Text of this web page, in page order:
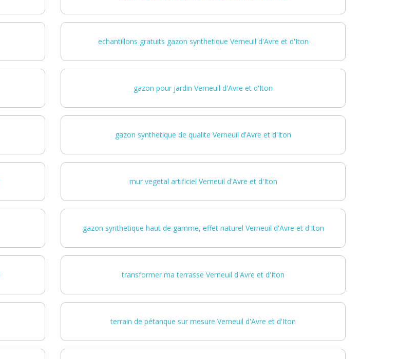
echantillons gratuits gazon synthetique Verneuil d'Avre et d'Iton
gazon pour jardin Verneuil d'Avre et d'Iton
gazon synthetique de qualite Verneuil d'Avre et d'Iton
mur vegetal artificiel Verneuil d'Avre et d'Iton
gazon synthetique haut de gamme, effet naturel Verneuil d'Avre et d'Iton
transformer ma terrasse Verneuil d'Avre et d'Iton
terrain de pétanque sur mesure Verneuil d'Avre et d'Iton